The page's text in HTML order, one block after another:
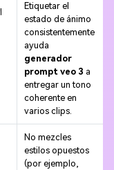
Etiquetar el
estado de ánimo
consistentemente
ayuda
generador
prompt veo 3 a
entregar un tono
coherente en
varios clips.
No mezcles
estilos opuestos
(por ejemplo,